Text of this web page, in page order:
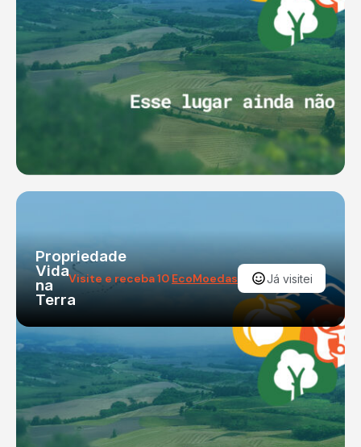
Propriedade
Vida
na
Terra
Visite e receba 10 EcoMoedas Já visitei